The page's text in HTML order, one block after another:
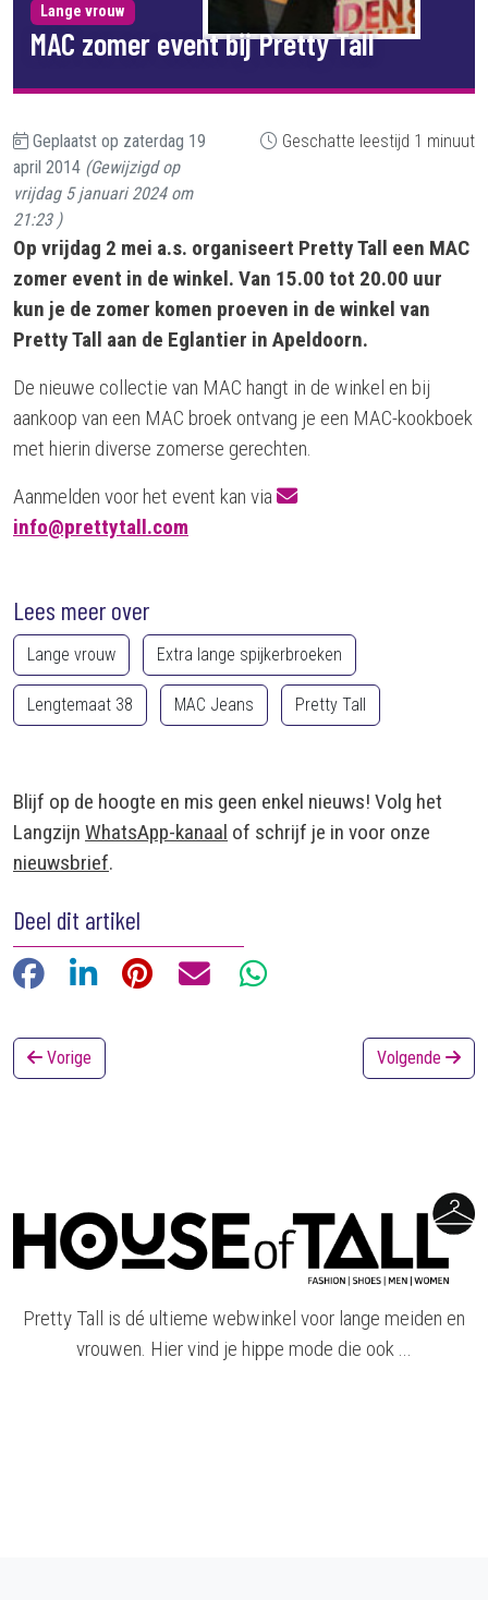
Lange vrouw
MAC zomer event bij Pretty Tall
Geplaatst op zaterdag 19
april 2014 (Gewijzigd op
vrijdag 5 januari 2024 om
21:23)
Geschatte leestijd 1 minuut
Op vrijdag 2 mei a.s. organiseert Pretty Tall een MAC
zomer event in de winkel. Van 15.00 tot 20.00 uur
kun je de zomer komen proeven in de winkel van
Pretty Tall aan de Eglantier in Apeldoorn.
De nieuwe collectie van MAC hangt in de winkel en bij
aankoop van een MAC broek ontvang je een MAC-kookboek
met hierin diverse zomerse gerechten.
Aanmelden voor het event kan via
info@prettytall.com
Lees meer over
Lange vrouw Extra lange spijkerbroeken
Lengtemaat 38 MAC Jeans Pretty Tall
Blijf op de hoogte en mis geen enkel nieuws! Volg het
Langzijn WhatsApp-kanaal of schrijf je in voor onze
nieuwsbrief.
Deel dit artikel
FacebookLinkedIn Pinterest E-mailWhatsApp
Vorige Volgende
Pretty Tall is dé ultieme webwinkel voor lange meiden en
vrouwen. Hier vind je hippe mode die ook ...